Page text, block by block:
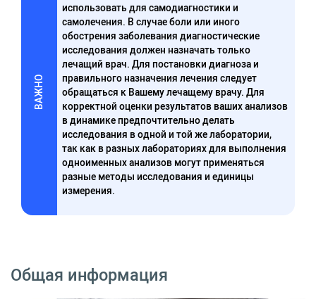
ВАЖНО
использовать для самодиагностики и
самолечения. В случае боли или иного
обострения заболевания диагностические
исследования должен назначать только
лечащий врач. Для постановки диагноза и
правильного назначения лечения следует
обращаться к Вашему лечащему врачу. Для
корректной оценки результатов ваших анализов
в динамике предпочтительно делать
исследования в одной и той же лаборатории,
так как в разных лабораториях для выполнения
одноименных анализов могут применяться
разные методы исследования и единицы
измерения.
Общая информация